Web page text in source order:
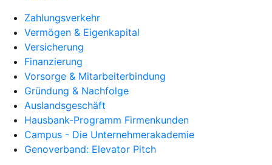
Zahlungsverkehr
Vermögen & Eigenkapital
Versicherung
Finanzierung
Vorsorge & Mitarbeiterbindung
Gründung & Nachfolge
Auslandsgeschäft
Hausbank-Programm Firmenkunden
Campus - Die Unternehmerakademie
Genoverband: Elevator Pitch